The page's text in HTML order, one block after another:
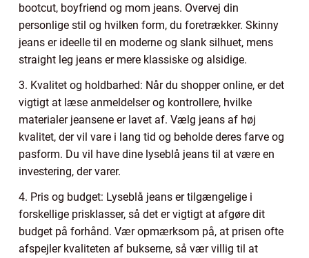
bootcut, boyfriend og mom jeans. Overvej din
personlige stil og hvilken form, du foretrækker. Skinny
jeans er ideelle til en moderne og slank silhuet, mens
straight leg jeans er mere klassiske og alsidige.
3. Kvalitet og holdbarhed: Når du shopper online, er det
vigtigt at læse anmeldelser og kontrollere, hvilke
materialer jeansene er lavet af. Vælg jeans af høj
kvalitet, der vil vare i lang tid og beholde deres farve og
pasform. Du vil have dine lyseblå jeans til at være en
investering, der varer.
4. Pris og budget: Lyseblå jeans er tilgængelige i
forskellige prisklasser, så det er vigtigt at afgøre dit
budget på forhånd. Vær opmærksom på, at prisen ofte
afspejler kvaliteten af bukserne, så vær villig til at